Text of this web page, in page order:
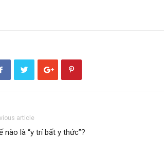
article
nào là “y trí bất y thức”?